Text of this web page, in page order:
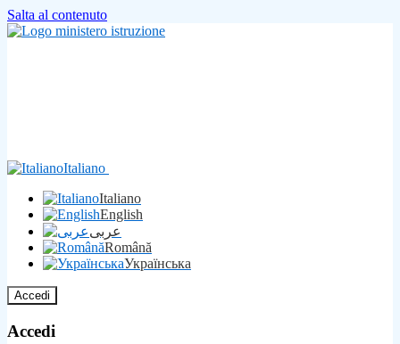
Salta al contenuto
Italiano
Italiano
English
عربى
Română
Українська
Accedi
Accedi